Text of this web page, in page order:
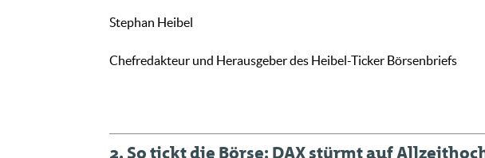
Stephan Heibel
Chefredakteur und Herausgeber des Heibel-Ticker Börsenbriefs
2. So tickt die Börse: DAX stürmt auf